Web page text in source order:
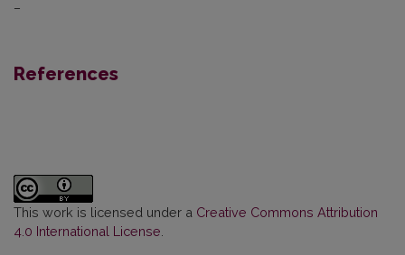
–
References
This work is licensed under a Creative Commons Attribution
4.0 International License.